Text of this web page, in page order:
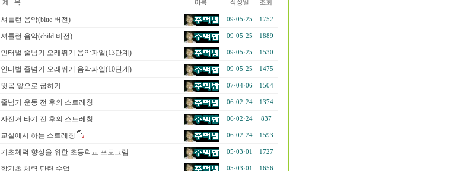
셔틀런 음악(blue 버전) 09·05·25 1752
셔틀런 음악(child 버전) 09·05·25 1889
인터벌 줄넘기 오래뛰기 음악파일(13단계) 09·05·25 1530
인터벌 줄넘기 오래뛰기 음악파일(10단계) 09·05·25 1475
윗몸 앞으로 굽히기 07·04·06 1504
줄넘기 운동 전 후의 스트레칭 06·02·24 1374
자전거 타기 전 후의 스트레칭 06·02·24 837
교실에서 하는 스트레칭 2 06·02·24 1593
기초체력 향상을 위한 초등학교 프로그램 05·03·01 1727
학기초 체력 단련 수업 05·03·01 1656